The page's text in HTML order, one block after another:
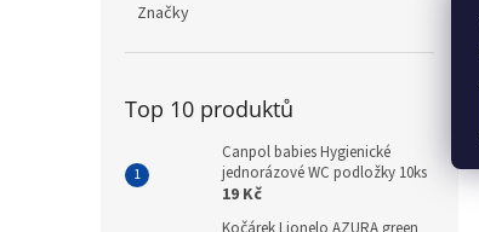
Značky
Top 10 produktů
Canpol babies Hygienické
jednorázové WC podložky 10ks
19 Kč